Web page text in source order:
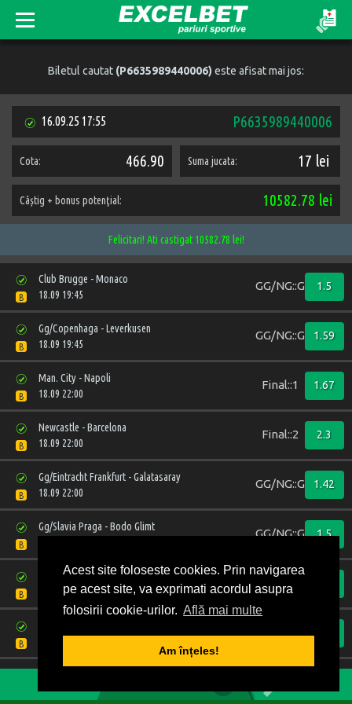
Acest site foloseste cookies. Prin navigarea
pe acest site, va exprimati acordul asupra
folosirii cookie-urilor. Află mai multe
Am înțeles!
Biletul cautat (P6635989440006) este afisat mai jos:
16.09.25 17:55 P6635989440006
Cota: 466.90 Suma jucata: 17 lei
Câștig + bonus potenţial: 10582.78 lei
Felicitari! Ati castigat 10582.78 lei!
B
Club Brugge - Monaco
18.09 19:45
GG/NG::GG 1.5
B
Gg/Copenhaga - Leverkusen
18.09 19:45
GG/NG::GG 1.59
B
Man. City - Napoli
18.09 22:00
Final::1 1.67
B
Newcastle - Barcelona
18.09 22:00
Final::2 2.3
B
Gg/Eintracht Frankfurt - Galatasaray
18.09 22:00
GG/NG::GG 1.42
B
Gg/Slavia Praga - Bodo Glimt
GG/NG::GG 1.5
B
Ajax - Inter Milano
17.09 22:00
B
17.09 22:00